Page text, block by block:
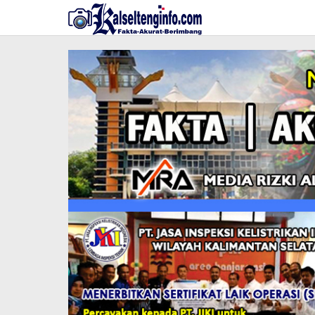
konten